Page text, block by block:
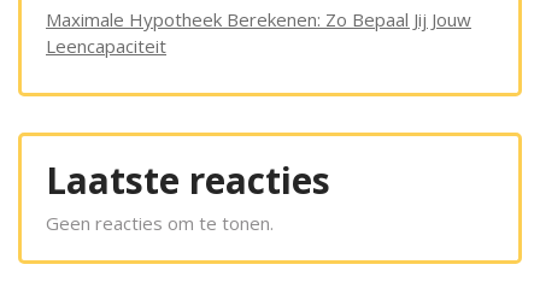
Maximale Hypotheek Berekenen: Zo Bepaal Jij Jouw
Leencapaciteit
Laatste reacties
Geen reacties om te tonen.